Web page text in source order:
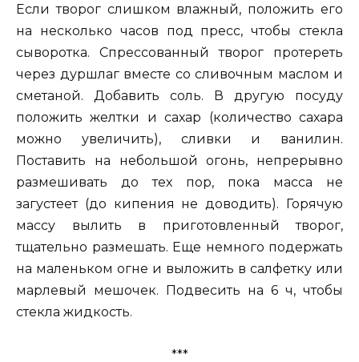
Если творог слишком влажный, положить его
на несколько часов под пресс, чтобы стекла
сыворотка. Спрессованный творог протереть
через дуршлаг вместе со сливочным маслом и
сметаной. Добавить соль. В другую посуду
положить желтки и сахар (количество сахара
можно увеличить), сливки и ванилин.
Поставить на небольшой огонь, непрерывно
размешивать до тех пор, пока масса не
загустеет (до кипения не доводить). Горячую
массу вылить в приготовленный творог,
тщательно размешать. Еще немного подержать
на маленьком огне и выложить в салфетку или
марлевый мешочек. Подвесить на 6 ч, чтобы
стекла жидкость.
***